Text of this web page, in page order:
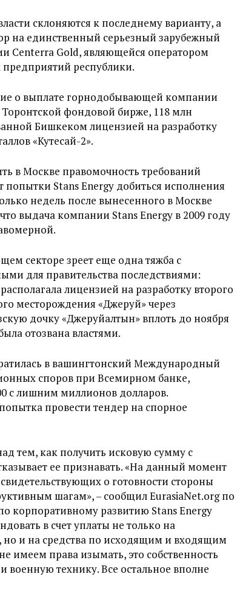
склоняются к последнему варианту, а
на единственный серьезный зарубежный
Centerra Gold, являющейся оператором
республики.
о выплате горнодобывающей компании
Торонтской фондовой бирже, 118 млн
Бишкеком лицензией на разработку
«Кутесай-2».
в Москве правомочность требований
Stans Energy добиться исполнения
недель после вынесенного в Москве
выдача компании Stans Energy в 2009 году
секторе зреет еще одна тяжба с
для правительства последствиями:
лицензией на разработку второго
месторождения «Джеруй» через
дочку «Джеруйалтын» вплоть до ноября
отозвана властями.
в вашингтонский Международный
споров при Всемирном банке,
с лишним миллионов долларов.
провести тендер на спорное
тем, как получить исковую сумму с
ее признавать. «На данный момент
о готовности стороны
шагам», – сообщил EurasiaNet.org по
корпоративному развитию Stans Energy
в счет уплаты не только на
и на средства по исходящим и входящим
имеем права изымать, это собственность
военную технику. Все остальное вполне